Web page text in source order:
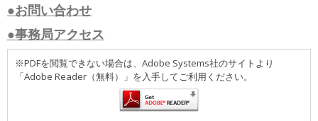
●お問い合わせ
●事務局アクセス
※PDFを閲覧できない場合は、Adobe Systems社のサイトより
「Adobe Reader（無料）」を入手してご利用ください。